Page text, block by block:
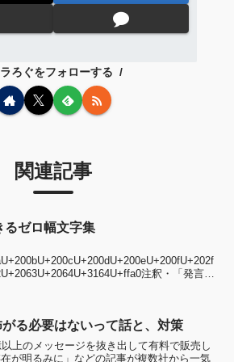
ろぐをフォローする
関連記事
ゼロ幅文字集
注釈・「発言に
る必要はないって話と、対策
上のメッセージを抜き出して有料で販売し
が明るみに」などの記事が複数社から一気